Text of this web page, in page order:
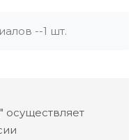
--1 шт.